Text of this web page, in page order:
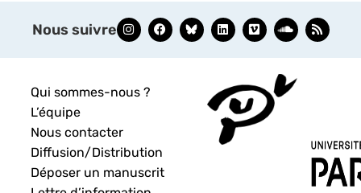
Nous suivre
Qui sommes-nous ?
L’équipe
Nous contacter
Diffusion/Distribution
Déposer un manuscrit